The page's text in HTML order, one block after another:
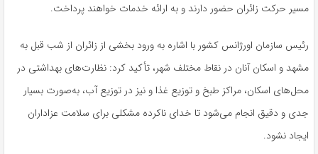
مسیر حرکت زائران حضور دارند و به ارائه خدمات خواهند پرداخت.
رئیس سازمان اورژانس کشور با اشاره به ورود بخشی از زائران از شب قبل به
مشهد و اسکان آنان در نقاط مختلف شهر، تأکید کرد: نظارت‌های بهداشتی در
محل‌های اسکان، مراکز طبخ و توزیع غذا و نیز در توزیع آب، به‌صورت بسیار
جدی و دقیق انجام می‌شود تا خدای ناکرده مشکلی برای سلامت عزاداران
ایجاد نشود.